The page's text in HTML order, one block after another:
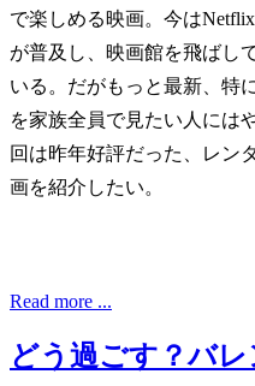
で楽しめる映画。今は
が普及し、映画館を飛ばし
いる。だがもっと最新、特
を家族全員で見たい人には
回は昨年好評だった、レン
画を紹介したい。
Read more ...
どう過ごす？バ